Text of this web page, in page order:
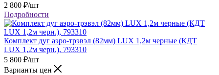
2 800 ₽/шт
Подробности
Комплект дуг аэро-трэвэл (82мм) LUX 1,2м черные (КДТ
LUX 1,2м черн.), 793310
5 800 ₽/шт
Варианты цен